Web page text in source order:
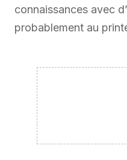
connaissances avec
probablement au